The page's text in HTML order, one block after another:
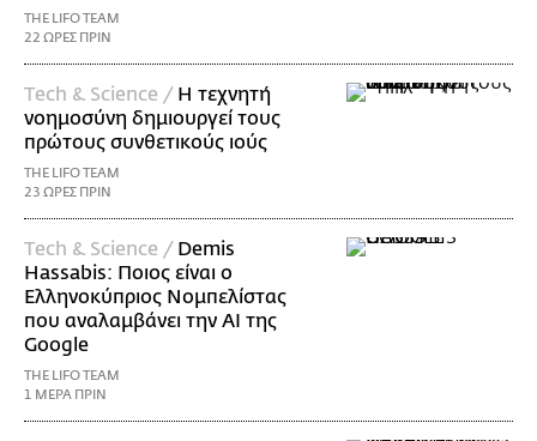
THE LIFO TEAM
22 ΩΡΕΣ ΠΡΙΝ
Τech & Science / Η τεχνητή
νοημοσύνη δημιουργεί τους
πρώτους συνθετικούς ιούς
THE LIFO TEAM
23 ΩΡΕΣ ΠΡΙΝ
Τech & Science / Demis
Hassabis: Ποιος είναι ο
Ελληνοκύπριος Νομπελίστας
που αναλαμβάνει την AI της
Google
THE LIFO TEAM
1 ΜΕΡΑ ΠΡΙΝ